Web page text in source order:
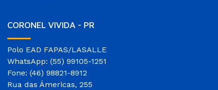
CORONEL VIVIDA - PR
Polo EAD FAPAS/LASALLE
WhatsApp: (55) 99105-1251
Fone: (46) 98821-8912
Rua das Ámericas, 255